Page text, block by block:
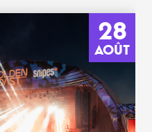
28
AOÛT